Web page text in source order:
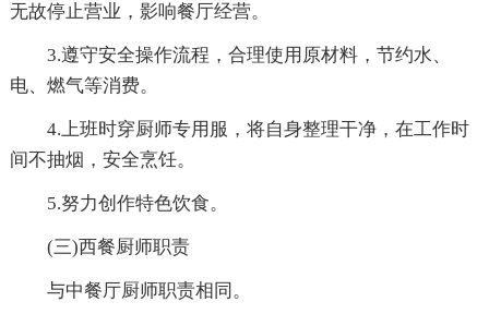
无故停止营业，影响餐厅经营。
3.遵守安全操作流程，合理使用原材料，节约水、
电、燃气等消费。
4.上班时穿厨师专用服，将自身整理干净，在工作时
间不抽烟，安全烹饪。
5.努力创作特色饮食。
(三)西餐厨师职责
与中餐厅厨师职责相同。